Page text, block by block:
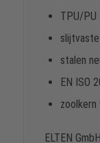
TPU/PU
stalen
EN ISO
ELTEN